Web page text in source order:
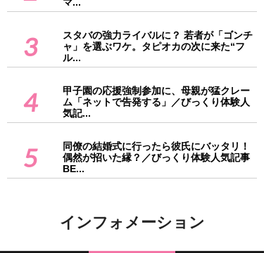
マ...
3
スタバの強力ライバルに？ 若者が「ゴンチ
ャ」を選ぶワケ。タピオカの次に来た“フ
ル...
4
甲子園の応援強制参加に、母親が猛クレー
ム「ネットで告発する」／びっくり体験人
気記...
5
同僚の結婚式に行ったら彼氏にバッタリ！
偶然が招いた縁？／びっくり体験人気記事
BE...
インフォメーション